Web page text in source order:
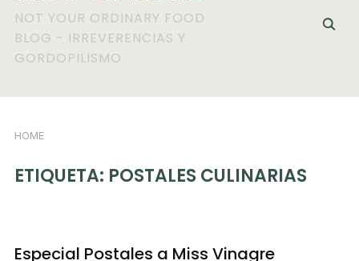
NOT YOUR ORDINARY FOOD
BLOG - IRREVERENCIAS Y
GORDOPILISMO
HOME
ETIQUETA: POSTALES CULINARIAS
Especial Postales a Miss Vinagre